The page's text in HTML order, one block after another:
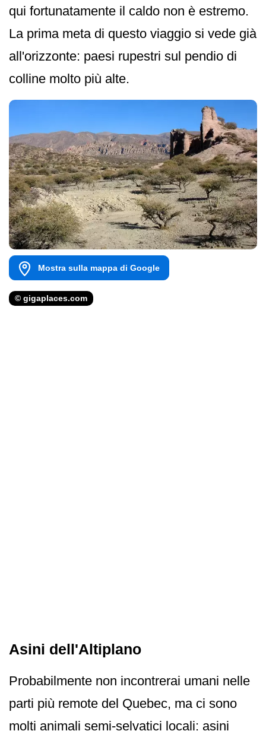
qui fortunatamente il caldo non è estremo.
La prima meta di questo viaggio si vede già
all'orizzonte: paesi rupestri sul pendio di
colline molto più alte.
Mostra sulla mappa di Google
© gigaplaces.com
Asini dell'Altiplano
Probabilmente non incontrerai umani nelle
parti più remote del Quebec, ma ci sono
molti animali semi-selvatici locali: asini